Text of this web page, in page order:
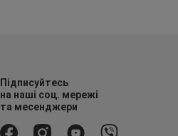
Підписуйтесь
на наші соц. мережі
та месенджери